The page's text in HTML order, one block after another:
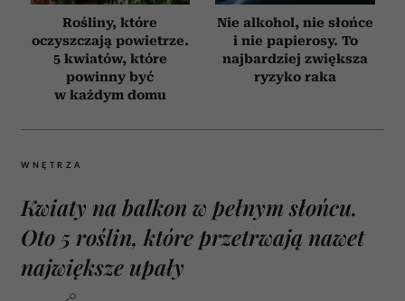
Rośliny, które
oczyszczają powietrze.
5 kwiatów, które
powinny być
w każdym domu
Nie alkohol, nie słońce
i nie papierosy. To
najbardziej zwiększa
ryzyko raka
WNĘTRZA
Kwiaty na balkon w pełnym słońcu.
Oto 5 roślin, które przetrwają nawet
największe upały